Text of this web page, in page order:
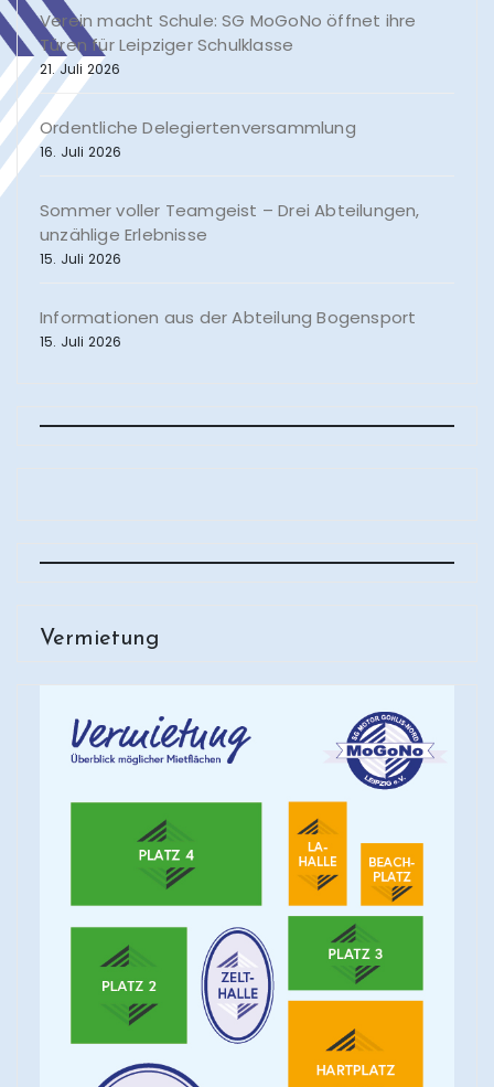
Verein macht Schule: SG MoGoNo öffnet ihre
Türen für Leipziger Schulklasse
21. Juli 2026
Ordentliche Delegiertenversammlung
16. Juli 2026
Sommer voller Teamgeist – Drei Abteilungen,
unzählige Erlebnisse
15. Juli 2026
Informationen aus der Abteilung Bogensport
15. Juli 2026
Vermietung